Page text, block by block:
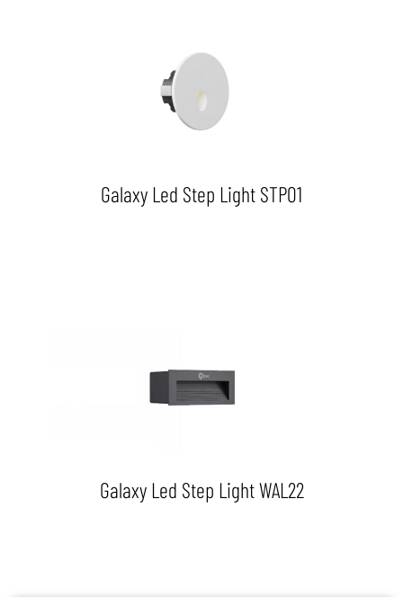
Galaxy Led Step Light STP01
Galaxy Led Step Light WAL22